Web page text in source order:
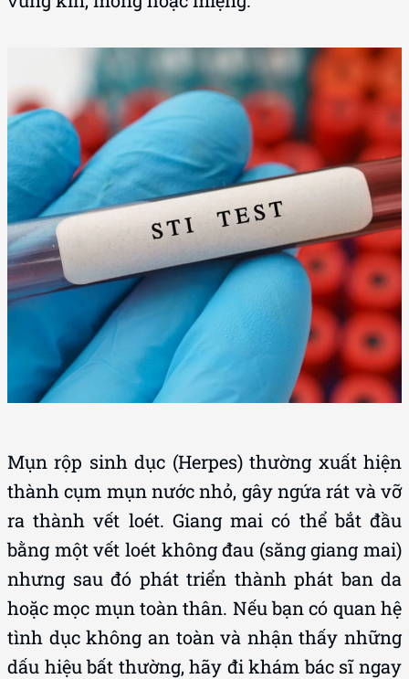
Mụn rộp sinh dục (Herpes) thường xuất hiện
thành cụm mụn nước nhỏ, gây ngứa rát và vỡ
ra thành vết loét. Giang mai có thể bắt đầu
bằng một vết loét không đau (săng giang mai)
nhưng sau đó phát triển thành phát ban da
hoặc mọc mụn toàn thân. Nếu bạn có quan hệ
tình dục không an toàn và nhận thấy những
dấu hiệu bất thường, hãy đi khám bác sĩ ngay